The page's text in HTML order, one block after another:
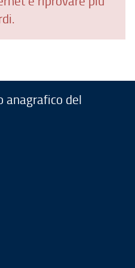
anagrafico del